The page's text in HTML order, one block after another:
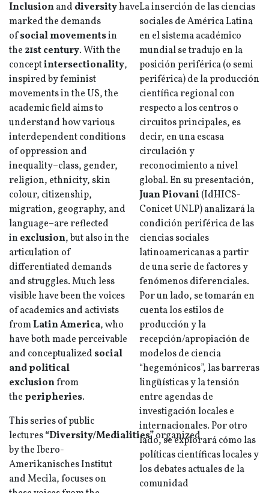
Inclusionand diversityhave
marked the demands
ofsocial movementsin
the 21st century. With the
conceptintersectionality,
inspired by feminist
movements in the US, the
academic field aims to
understand how various
interdependent conditions
of oppression and
inequality–class, gender,
religion, ethnicity, skin
colour, citizenship,
migration, geography, and
language–are reflected
in exclusion, but also in the
articulation of
differentiated demands
and struggles. Much less
visible have been the voices
of academics and activists
fromLatin America, who
have both made perceivable
and conceptualized social
and political
exclusionfrom
theperipheries.
This series of public
lectures“Diversity/Medialities”organized
by the Ibero-
Amerikanisches Institut
and Mecila, focuses on
La inserción de las ciencias
sociales de América Latina
en el sistema académico
mundial se tradujo en la
posición periférica (o semi
periférica) de la producción
científica regional con
respecto a los centros o
circuitos principales, es
decir, en una escasa
circulación y
reconocimiento a nivel
global. En su presentación,
Juan Piovani (IdHICS-
Conicet UNLP) analizará la
condición periférica de las
ciencias sociales
latinoamericanas a partir
de una serie de factores y
fenómenos diferenciales.
Por un lado, se tomarán en
cuenta los estilos de
producción y la
recepción/apropiación de
modelos de ciencia
“hegemónicos”, las barreras
lingüísticas y la tensión
entre agendas de
investigación locales e
internacionales. Por otro
lado, se explorará cómo las
políticas científicas locales y
los debates actuales de la
comunidad